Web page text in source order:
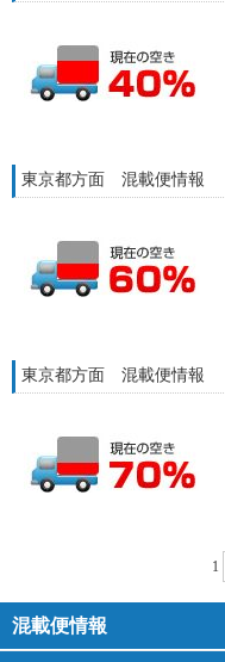
東京都方面 混載便情報
東京都方面 混載便情報
1
混載便情報